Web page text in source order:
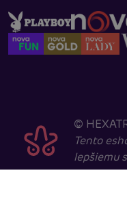
©
Tento
lepšiemu